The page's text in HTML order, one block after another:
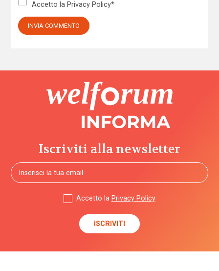
Accetto la Privacy Policy*
Iscriviti alla newsletter
Accetto la Privacy Policy